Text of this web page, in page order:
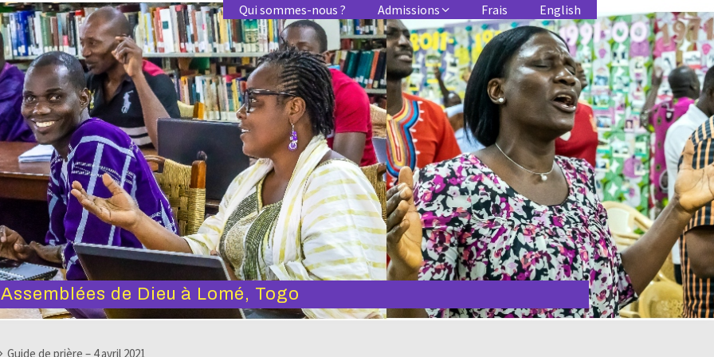
Qui sommes-nous ? Admissions Frais English
de Dieu à Lomé, Togo
Guide de prière – 4 avril 2021